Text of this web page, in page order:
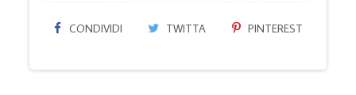
CONDIVIDI TWITTA PINTEREST